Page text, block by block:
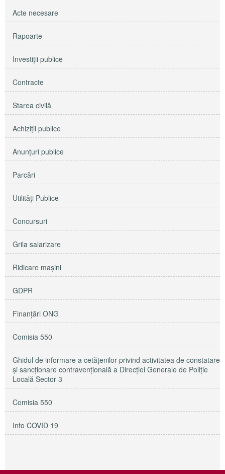
Acte necesare
Rapoarte
Investiţii publice
Contracte
Starea civilă
Achiziţii publice
Anunţuri publice
Parcări
Utilităţi Publice
Concursuri
Grila salarizare
Ridicare maşini
GDPR
Finanțări ONG
Comisia 550
Ghidul de informare a cetățenilor privind activitatea de constatare
și sancționare contravențională a Direcției Generale de Poliție
Locală Sector 3
Comisia 550
Info COVID 19